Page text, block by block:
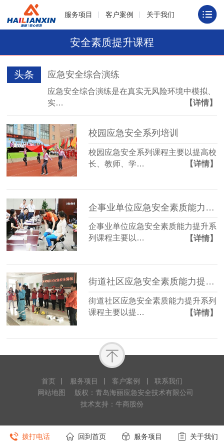
服务项目 客户案例 关于我们
安全素质提升课程
头条 应急安全综合演练
应急安全综合演练是在真实无风险环境中模拟、
实…
【详情】
校园应急安全系列培训
校园应急安全系列课程主要以提高校
长、教师、学…
【详情】
企事业单位应急安全素质能力提升系列课程
企事业单位应急安全素质能力提升系
列课程主要以…
【详情】
街道社区应急安全素质能力提升系列课程
街道社区应急安全素质能力提升系列
课程主要以提…
【详情】
首页 服务项目 客户案例
联系我们
网站地图
版权：青岛海丽应急安全技术有限公司
技术支持：牛商股份
拨打电话 回到首页 服务项目 关于我们